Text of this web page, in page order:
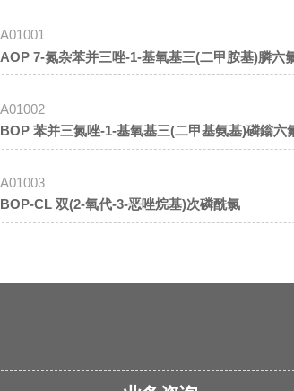
A01001
AOP 7-氮杂苯并三唑-1-基氧基三(二甲胺基)膦六
A01002
BOP 苯并三氮唑-1-基氧基三(二甲基氨基)磷鎓
A01003
BOP-CL 双(2-氧代-3-恶唑烷基)次磷酰氯